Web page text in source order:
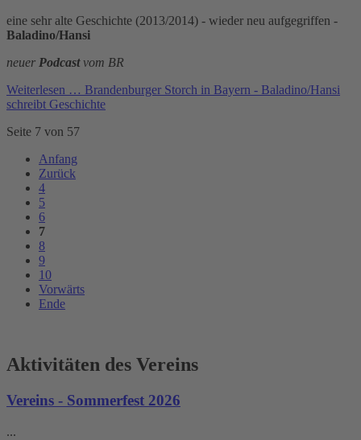
eine sehr alte Geschichte (2013/2014) - wieder neu aufgegriffen -
Baladino/Hansi
neuer Podcastvom BR
Weiterlesen … Brandenburger Storch in Bayern - Baladino/Hansi
schreibt Geschichte
Seite 7 von 57
Anfang
Zurück
4
5
6
7
8
9
10
Vorwärts
Ende
Aktivitäten des Vereins
Vereins - Sommerfest 2026
...